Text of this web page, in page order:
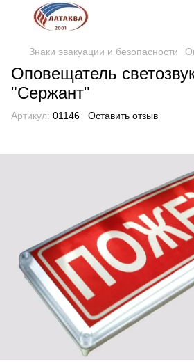
Знаки эвакуации и безопасности
Оповещатель
"Сержант"
Артикул: 01146 Оставить отзыв